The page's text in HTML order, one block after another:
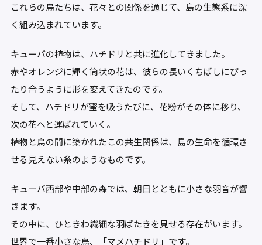
これらの鳥たちは、花々との関係を通じて、島の生態系に深
く組み込まれています。
キューバの植物は、ハチドリと共に進化してきました。
赤やオレンジに輝く筒状の花は、彼らの長いくちばしにぴっ
たり合うように形を変えてきたのです。
そして、ハチドリが蜜を吸うたびに、花粉がその体に移り、
次の花へと運ばれていく。
植物と鳥の間に築かれたこの共生関係は、島の生命を循環さ
せる見えない糸のようなものです。
キューバ西部や中部の森では、朝日とともに小さな羽音が響
きます。
その中に、ひときわ繊細な羽ばたきを見せる存在がいます。
世界で一番小さな鳥、「マメハチドリ」です。